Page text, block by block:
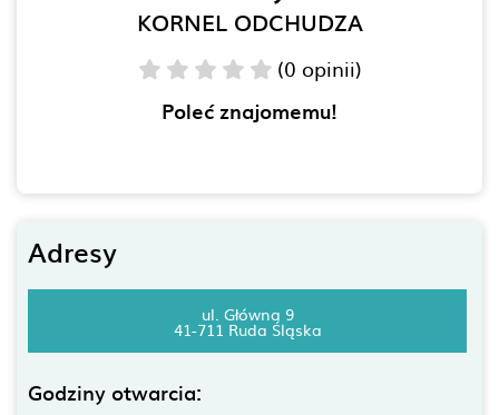
KORNEL ODCHUDZA
(0 opinii)
Poleć znajomemu!
Adresy
ul. Główna 9
41-711 Ruda Śląska
Godziny otwarcia: